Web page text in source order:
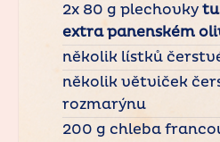
2x 80 g plechovky
extra panenském
několik lístků
několik větviček
rozmarýnu
200 g chleba